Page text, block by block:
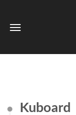
Kuboard